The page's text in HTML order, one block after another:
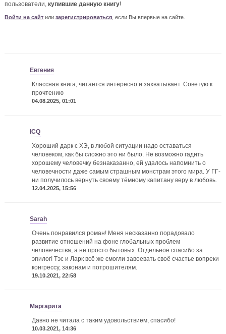
пользователи,купившие данную книгу!
Войти на сайт илизарегистрироваться , если Вы впервые на сайте.
Евгения
Классная книга, читается интересно и захватывает. Советую к
прочтению
04.08.2025, 01:01
ICQ
Хороший дарк с ХЭ, в любой ситуации надо оставаться
человеком, как бы сложно это ни было. Не возможно гадить
хорошему человечку безнаказанно, ей удалось напомнить о
человечности даже самым страшным монстрам этого мира. У ГГ-
ни получилось вернуть своему тёмному капитану веру в любовь.
12.04.2025, 15:56
Sarah
Очень понравился роман! Меня несказанно порадовало
развитие отношений на фоне глобальных проблем
человечества, а не просто бытовых. Отдельное спасибо за
эпилог! Тэс и Ларк всё же смогли завоевать своё счастье вопреки
конгрессу, законам и потрошителям.
19.10.2021, 22:58
Маргарита
Давно не читала с таким удовольствием, спасибо!
10.03.2021, 14:36